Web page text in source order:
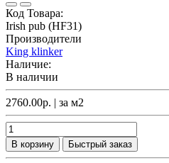
Код Товара:
Irish pub (HF31)
Производители
King klinker
Наличие:
В наличии
2760.00р. | за м2
В корзину Быстрый заказ